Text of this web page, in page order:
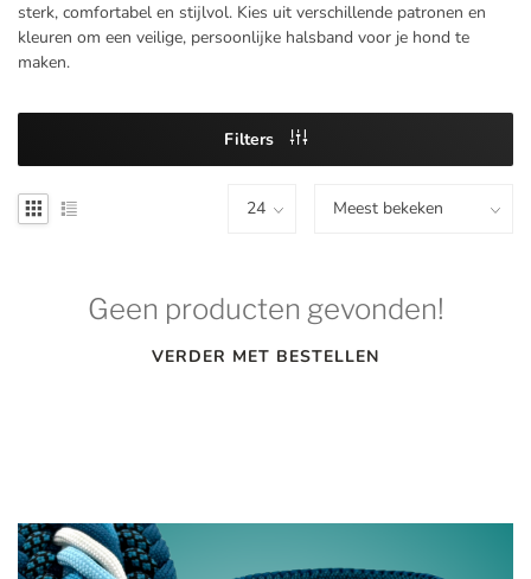
sterk, comfortabel en stijlvol. Kies uit verschillende patronen en
kleuren om een veilige, persoonlijke halsband voor je hond te
maken.
Filters
Geen producten gevonden!
VERDER MET BESTELLEN